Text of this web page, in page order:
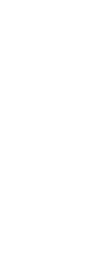
間でゆったり過ごし